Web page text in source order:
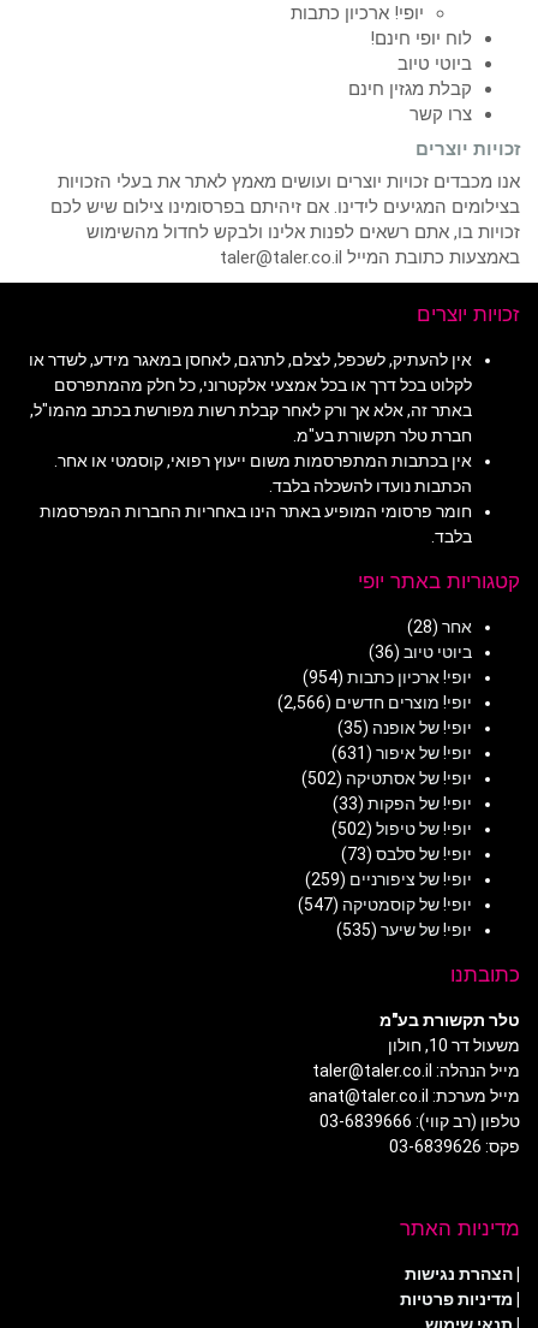
יופי! ארכיון כתבות
לוח יופי חינם!
ביוטי טיוב
קבלת מגזין חינם
צרו קשר
זכויות יוצרים
אנו מכבדים זכויות יוצרים ועושים מאמץ לאתר את בעלי הזכויות
בצילומים המגיעים לידינו. אם זיהיתם בפרסומינו צילום שיש לכם
זכויות בו, אתם רשאים לפנות אלינו ולבקש לחדול מהשימוש
באמצעות כתובת המייל taler@taler.co.il
זכויות יוצרים
אין להעתיק, לשכפל, לצלם, לתרגם, לאחסן במאגר מידע, לשדר או
לקלוט בכל דרך או בכל אמצעי אלקטרוני, כל חלק מהמתפרסם
באתר זה, אלא אך ורק לאחר קבלת רשות מפורשת בכתב מהמו"ל,
חברת טלר תקשורת בע"מ.
אין בכתבות המתפרסמות משום ייעוץ רפואי, קוסמטי או אחר.
הכתבות נועדו להשכלה בלבד.
חומר פרסומי המופיע באתר הינו באחריות החברות המפרסמות
בלבד.
קטגוריות באתר יופי
אחר (28)
ביוטי טיוב (36)
יופי! ארכיון כתבות (954)
יופי! מוצרים חדשים (2,566)
יופי! של אופנה (35)
יופי! של איפור (631)
יופי! של אסתטיקה (502)
יופי! של הפקות (33)
יופי! של טיפול (502)
יופי! של סלבס (73)
יופי! של ציפורניים (259)
יופי! של קוסמטיקה (547)
יופי! של שיער (535)
כתובתנו
טלר תקשורת בע"מ
משעול דר 10, חולון
מייל הנהלה: taler@taler.co.il
מייל מערכת: anat@taler.co.il
טלפון (רב קווי): 03-6839666
פקס: 03-6839626
מדיניות האתר
|הצהרת נגישות
| מדיניות פרטיות
| תנאי שימוש